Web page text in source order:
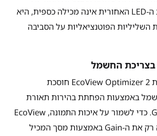
ה-LED האחורית אינה מכילה כספית, היא
הפוטנציאליות על הסביבה
בצריכת החשמל
EcoView Optimizer 2 חוסכת
באמצעות הפחתת בהירות תאורת
. כדי לשמור על איכות התמונה, EcoView
רק את ה-Gain באמצעות מסך המכיל